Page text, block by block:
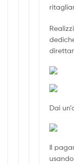
Dai
Il